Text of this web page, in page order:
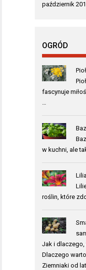
październik
OGRÓD
fascynuje
…
w kuchni, ale
roślin, które
Jak i
Dlaczego
Ziemniaki od